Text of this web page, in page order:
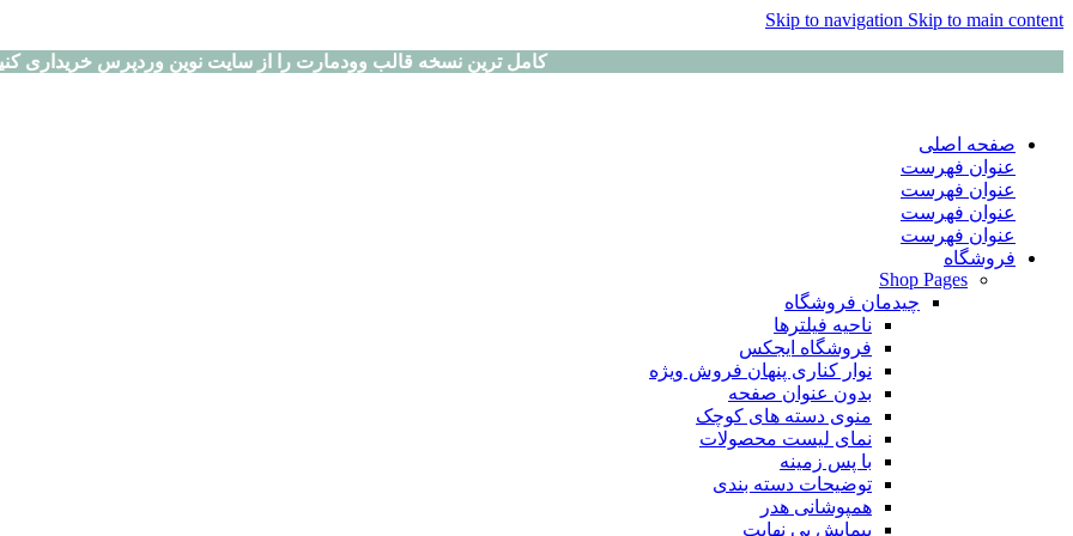
Skip to navigation Skip to main content
کامل ترین نسخه قالب وودمارت را از سایت نوین وردپرس خریداری
صفحه اصلی
عنوان فهرست
عنوان فهرست
عنوان فهرست
عنوان فهرست
فروشگاه
Shop Pages
چیدمان فروشگاه
ناحیه فیلترها
فروشگاه ایجکس
نوار کناری پنهان فروش ویژه
بدون عنوان صفحه
منوی دسته های کوچک
نمای لیست محصولات
با پس زمینه
توضیحات دسته بندی
همپوشانی هدر
پیمایش بی نهایت